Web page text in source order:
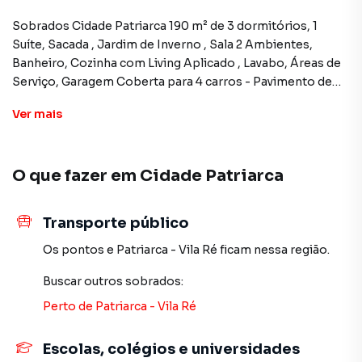
Sobrados Cidade Patriarca 190 m² de 3 dormitórios, 1
Suíte, Sacada , Jardim de Inverno , Sala 2 Ambientes,
Banheiro, Cozinha com Living Aplicado , Lavabo, Áreas de
Serviço, Garagem Coberta para 4 carros - Pavimento de
e quartos com pé direito 2,80 m altura.
Sobrado para Venda em região valorizada do bairro Cidade
Patriarca, em São Paulo. Não encontrou o que procurava
ou deseja mais informações sobre Sobrado em São
(11) 2783-2000.
apartamentos, casas residenciais e comerciais, sobrados,
Ver mais
O que fazer em Cidade Patriarca
Transporte público
Os pontos e Patriarca - Vila Ré ficam nessa região.
Buscar outros sobrados:
Perto de Patriarca - Vila Ré
Escolas, colégios e universidades